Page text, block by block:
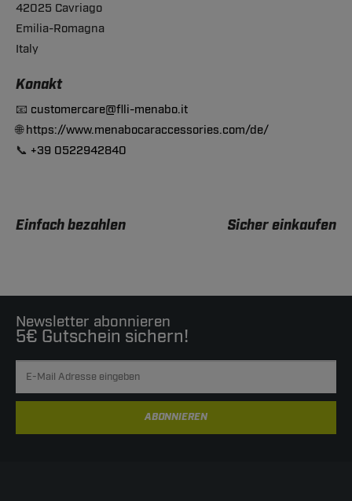
42025 Cavriago
Emilia-Romagna
Italy
Konakt
📧 customercare@flli-menabo.it
🌐https://www.menabocaraccessories.com/de/
📞 +39 0522942840
Einfach bezahlen Sicher einkaufen
Newsletter abonnieren
5€ Gutschein sichern!
ABONNIEREN